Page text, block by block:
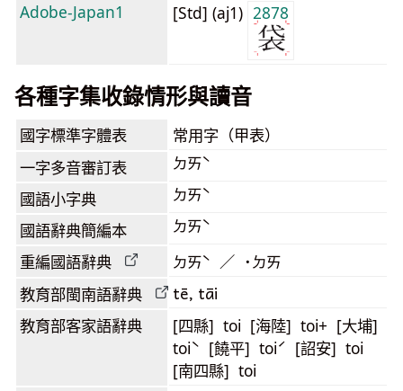
Adobe-Japan1 [Std] (aj1) 2878
各種字集收錄情形與讀音
國字標準字體表 常用字（甲表）
一字多音審訂表 ㄉㄞˋ
國語小字典 ㄉㄞˋ
國語辭典簡編本 ㄉㄞˋ
重編國語辭典 ㄉㄞˋ ／ ˙ㄉㄞ
教育部閩南語辭典 tē, tāi
教育部客家語辭典
[四縣] toi [海陸] toi+ [大埔]
toiˋ [饒平] toiˊ [詔安] toi
[南四縣] toi